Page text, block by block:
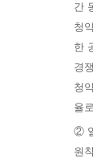
간
청
한
경
청
율
②
원